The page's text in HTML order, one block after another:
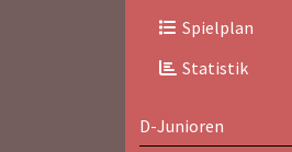
Spielplan
Statistik
D-Junioren